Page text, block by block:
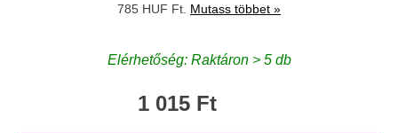
785 HUF Ft. Mutass többet »
Elérhetőség: Raktáron > 5 db
1 015 Ft